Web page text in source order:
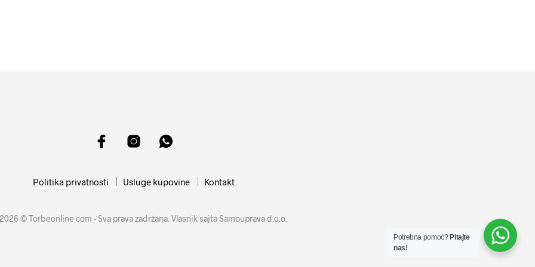
Politika privatnosti Usluge kupovine Kontakt
© Torbeonline com - Sva prava zadržana. Vlasnik sajta Samouprava d.o.o.
Potrebna pomoć? Pitajte
nas!